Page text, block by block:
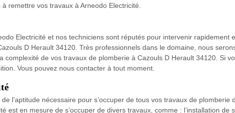
remettre vos travaux à Arneodo Electricité.
Electricité et nos techniciens sont réputés pour intervenir rapidement
D Herault 34120. Très professionnels dans le domaine, nous
de vos travaux de plomberie à Cazouls D Herault 34120. Si
Vous pouvez nous contacter à tout moment.
l’aptitude nécessaire pour s’occuper de tous vos travaux de plomberie
en mesure de s’occuper de divers travaux, comme : l’installation de